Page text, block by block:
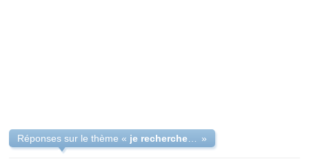
Réponses sur le thème « »